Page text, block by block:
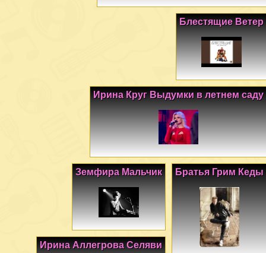
Блестящие Ветер
Ирина Круг Выдумки в летнем саду
Братья Грим Кеды
Земфира Мальчик
Ирина Аллегрова Селяви